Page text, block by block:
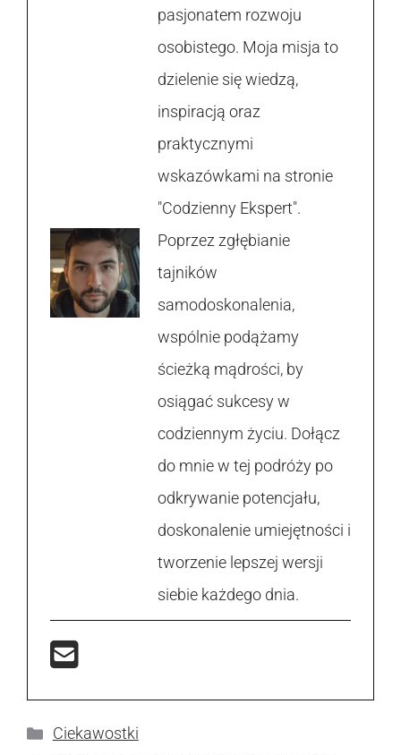
pasjonatem rozwoju
osobistego. Moja misja to
dzielenie się wiedzą,
inspiracją oraz
praktycznymi
wskazówkami na stronie
"Codzienny Ekspert".
Poprzez zgłębianie
tajników
samodoskonalenia,
wspólnie podążamy
ścieżką mądrości, by
osiągać sukcesy w
codziennym życiu. Dołącz
do mnie w tej podróży po
odkrywanie potencjału,
doskonalenie umiejętności i
tworzenie lepszej wersji
siebie każdego dnia.
Kategorie
Ciekawostki